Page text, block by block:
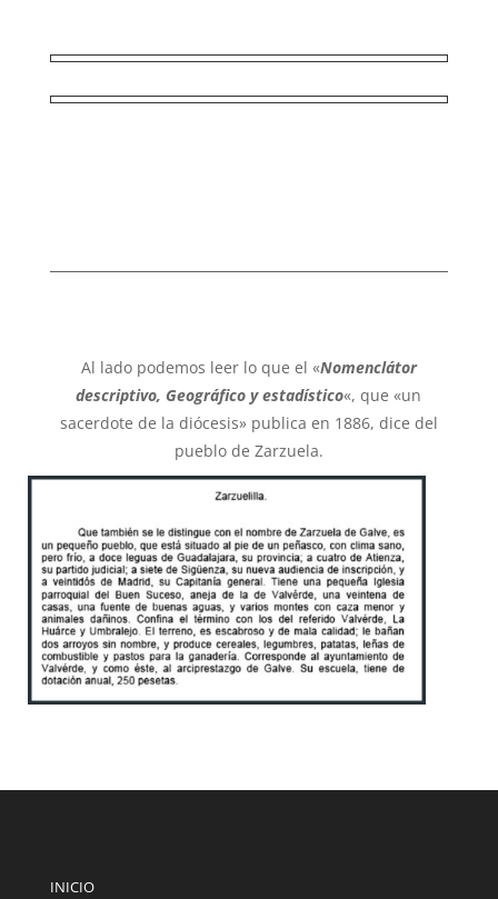
Al lado podemos leer lo que el «Nomenclátor
descriptivo, Geográfico y estadístico«, que «un
sacerdote de la diócesis» publica en 1886, dice del
pueblo de Zarzuela.
INICIO